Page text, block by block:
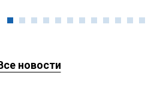
новости